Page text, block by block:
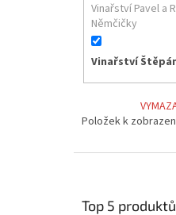
Vinařství Pavel a
Němčičky
Vinařství
Položek k
Top 5 produktů